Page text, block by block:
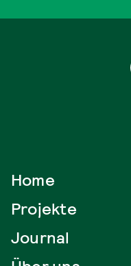
Home
Projekte
Journal